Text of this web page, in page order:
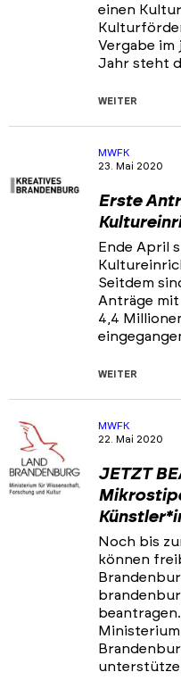
einen
Vergabe im
Jahr steht
WEITER
MWFK
23. Mai 2020
Erste
Ende April
Seitdem
Anträge
4,4
WEITER
MWFK
22. Mai 2020
JETZT
Noch bis
können